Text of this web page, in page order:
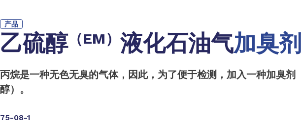
产品
乙硫醇（EM） 液化石油气加臭剂
丙烷是一种无色无臭的气体，因此，为了便于检测，加入一种加臭剂
醇）。
75-08-1